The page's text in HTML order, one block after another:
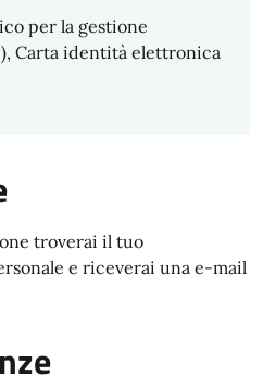
per la gestione
Carta identità elettronica
troverai il tuo
e riceverai una e-mail